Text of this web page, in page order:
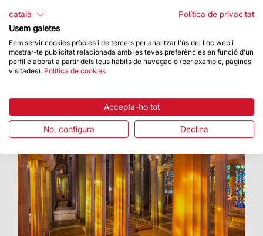
8.500 persones han participat en les Jornades
de Portes Obertes
català
Política de privacitat
Usem galetes
Fem servir cookies pròpies i de tercers per analitzar l'ús del lloc web i
mostrar-te publicitat relacionada amb les teves preferències en funció d'un
perfil elaborat a partir dels teus hàbits de navegació (per exemple, pàgines
visitades). Política de cookies
Accepta-ho tot
No, configura Declina